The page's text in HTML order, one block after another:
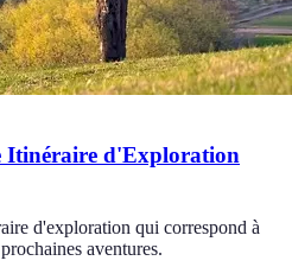
Itinéraire d'Exploration
d'exploration qui correspond à
aventures.